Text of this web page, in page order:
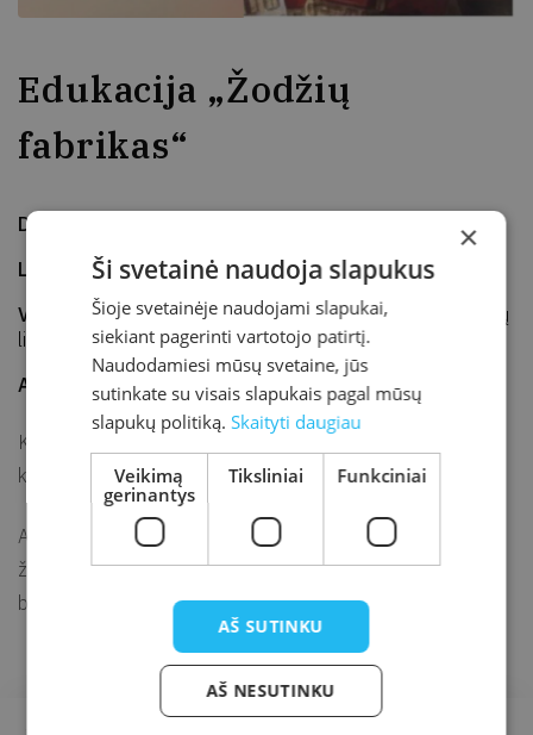
Edukacija „Žodžių
fabrikas“
Data
Laikas
12.20–13.20
Vieta
Kretingos r. sav. M. Valančiaus viešoji biblioteka, Vaikų
literatūros centras
AdresasJ. K. Chodkevičiaus g. 1B, Kretinga
Kviečiame vaikus į edukaciją „Žodžių fabrikas“, – pateksite į
keistą šalį, kur žmonės nekalba, nes žodžiai brangūs.
Ar pavyks jums įminti Agnes de Lestrades knygos „Didysis
žodžių fabrikas“ mįslę – nusipirkti ir ištarti pačius
brangiausius žodžius?
×
Ši svetainė naudoja slapukus
Šioje svetainėje naudojami slapukai,
siekiant pagerinti vartotojo patirtį.
Naudodamiesi mūsų svetaine, jūs
sutinkate su visais slapukais pagal mūsų
slapukų politiką.Skaityti daugiau
Veikimą
gerinantys
Tiksliniai Funkciniai
AŠ SUTINKU
AŠ NESUTINKU